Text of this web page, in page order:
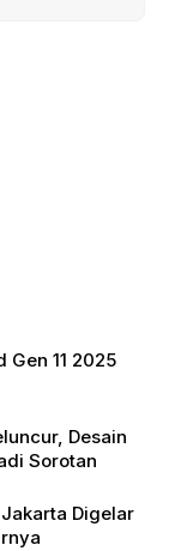
Gen 11 2025
Desain
Sorotan
Digelar